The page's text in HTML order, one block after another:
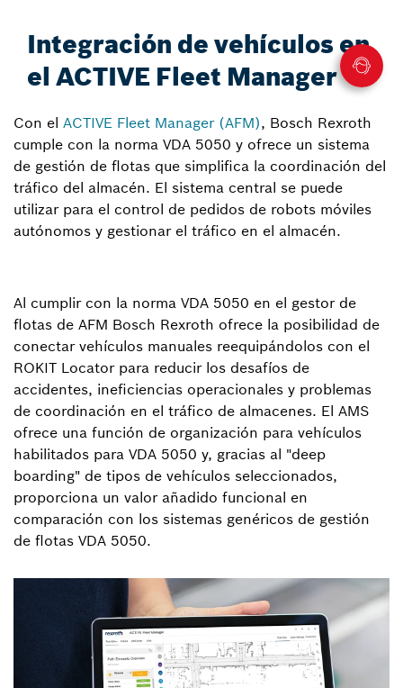
Integración de vehículos en
el ACTIVE Fleet Manager
Con el ACTIVE Fleet Manager (AFM), Bosch Rexroth
cumple con la norma VDA 5050 y ofrece un sistema
de gestión de flotas que simplifica la coordinación del
tráfico del almacén. El sistema central se puede
utilizar para el control de pedidos de robots móviles
autónomos y gestionar el tráfico en el almacén.
Al cumplir con la norma VDA 5050 en el gestor de
flotas de AFM Bosch Rexroth ofrece la posibilidad de
conectar vehículos manuales reequipándolos con el
ROKIT Locator para reducir los desafíos de
accidentes, ineficiencias operacionales y problemas
de coordinación en el tráfico de almacenes. El AMS
ofrece una función de organización para vehículos
habilitados para VDA 5050 y, gracias al "deep
boarding" de tipos de vehículos seleccionados,
proporciona un valor añadido funcional en
comparación con los sistemas genéricos de gestión
de flotas VDA 5050.